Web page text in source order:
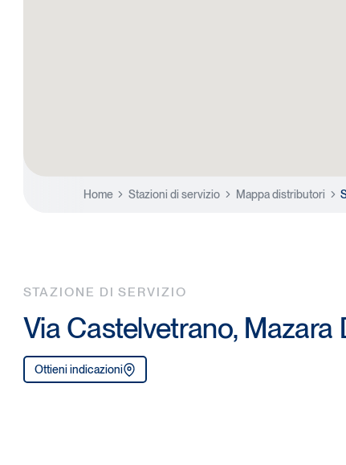
Home Stazioni di servizio Mappa distributori
STAZIONE DI SERVIZIO
Via Castelvetrano, Mazara
Ottieni indicazioni